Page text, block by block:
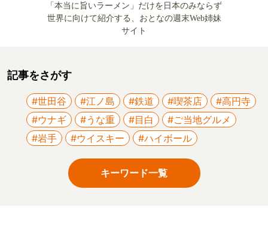
「本当に旨いラーメン」だけを日本のみならず
世界に向けて紹介する、おとなの週末Web姉妹
サイト
記事をさがす
#世田谷 #江ノ島 #鉄道 #喫茶店
#高円寺
#ウナギ
#うな重 #目白
#ご当地グルメ
#岩手
#ウイスキー #ハイボール
キーワード一覧